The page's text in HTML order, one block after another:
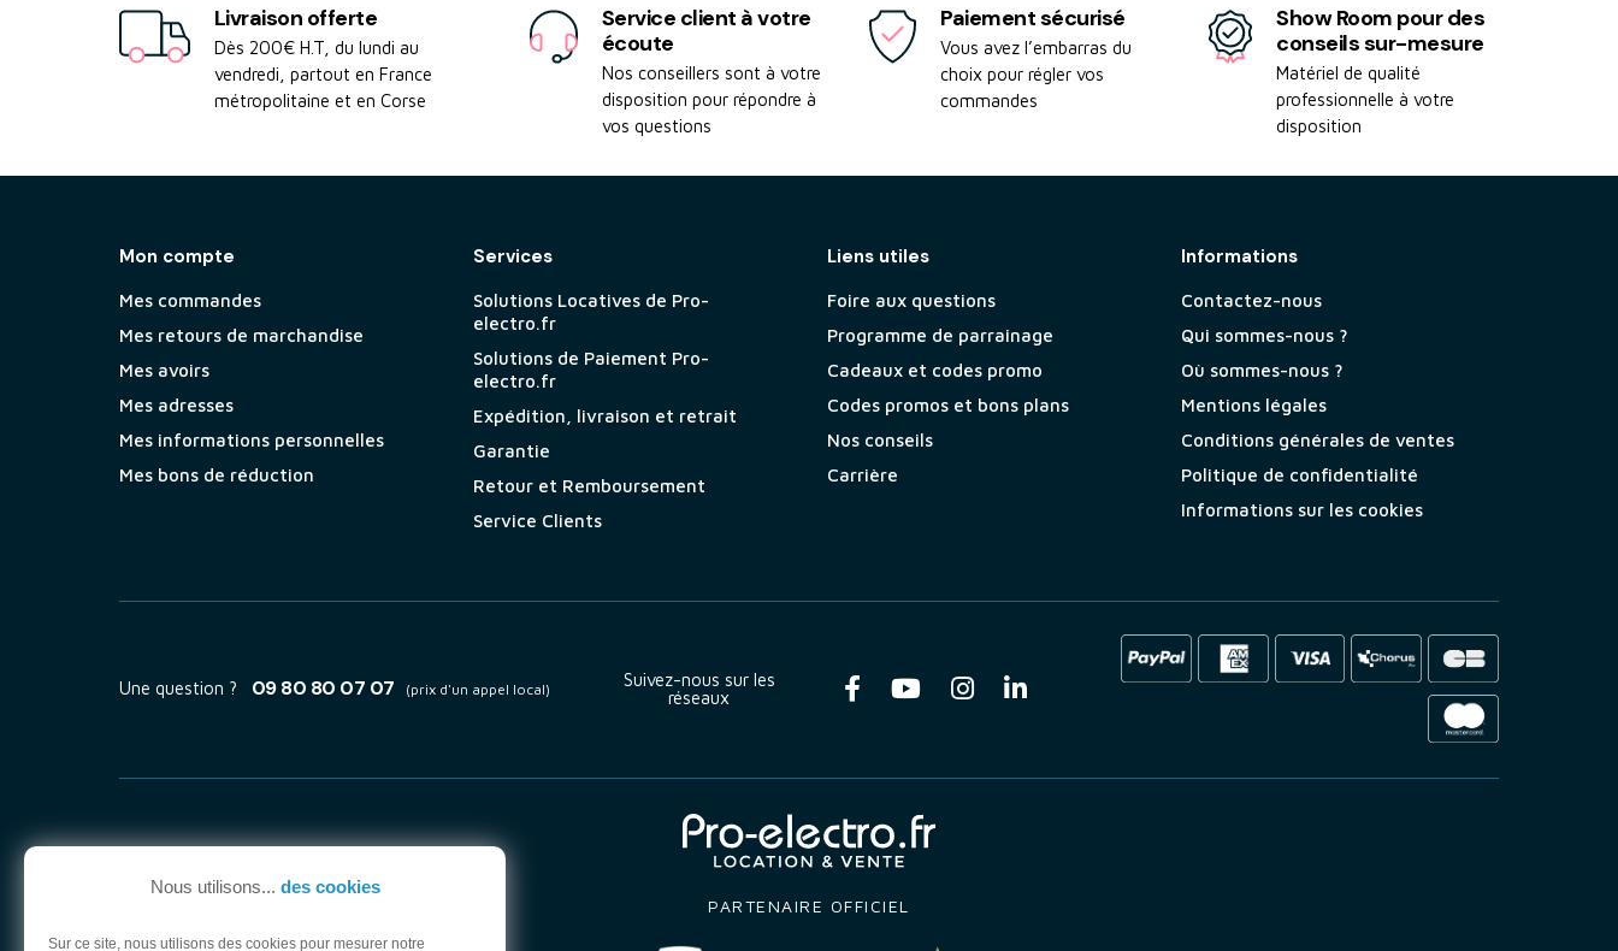
Livraison offerte
Dès 200€ H.T, du lundi au
vendredi, partout en France
métropolitaine et en Corse
Service client à votre
écoute
Nos conseillers sont à votre
disposition pour répondre à
vos questions
Paiement sécurisé
Vous avez l’embarras du
choix pour régler vos
commandes
Show Room pour des
conseils sur-mesure
Matériel de qualité
professionnelle à votre
disposition
Mon compte
Mes commandes
Mes retours de marchandise
Mes avoirs
Mes adresses
Mes informations personnelles
Mes bons de réduction
Services
Solutions Locatives de Pro-
electro.fr
Solutions de Paiement Pro-
electro.fr
Expédition, livraison et retrait
Garantie
Retour et Remboursement
Service Clients
Liens utiles
Foire aux questions
Programme de parrainage
Cadeaux et codes promo
Codes promos et bons plans
Nos conseils
Carrière
Informations
Contactez-nous
Qui sommes-nous ?
Où sommes-nous ?
Mentions légales
Conditions générales de ventes
Politique de confidentialité
Informations sur les cookies
Nous utilisons... des cookies
Sur ce site, nous utilisons des cookies pour mesurer notre
Une question ? 09 80 80 07 07 (prix d'un appel local)
Suivez-nous sur les
réseaux
PARTENAIRE OFFICIEL